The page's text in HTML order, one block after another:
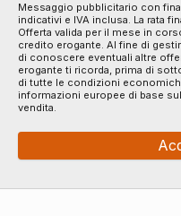
Messaggio pubblicitario con
indicativi e IVA inclusa. La rata
Offerta valida per il mese in
credito erogante. Al fine di
di conoscere eventuali altre
erogante ti ricorda, prima di
di tutte le condizioni
informazioni europee di base
vendita.